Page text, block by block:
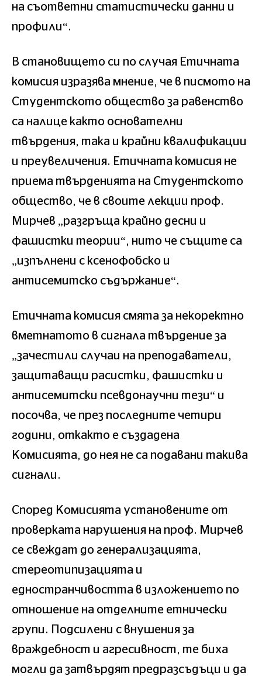
на съответни статистически данни и
профили“.
В становището си по случая Етичната
комисия изразява мнение, че в писмото на
Студентското общество за равенство
са налице както основателни
твърдения, така и крайни квалификации
и преувеличения. Етичната комисия не
приема твърденията на Студентското
общество, че в своите лекции проф.
Мирчев „разгръща крайно десни и
фашистки теории“, нито че същите са
„изпълнени с ксенофобско и
антисемитско съдържание“.
Етичната комисия смята за некоректно
вметнатото в сигнала твърдение за
„зачестили случаи на преподаватели,
защитаващи расистки, фашистки и
антисемитски псевдонаучни тези“ и
посочва, че през последните четири
години, откакто е създадена
Комисията, до нея не са подавани такива
сигнали.
Според Комисията установените от
проверката нарушения на проф. Мирчев
се свеждат до генерализацията,
стереотипизацията и
едностранчивостта в изложението по
отношение на отделните етнически
групи. Подсилени с внушения за
враждебност и агресивност, те биха
могли да затвърдят предразсъдъци и да